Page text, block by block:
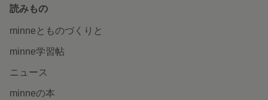
読みもの
minneとものづくりと
minne学習帖
ニュース
minneの本